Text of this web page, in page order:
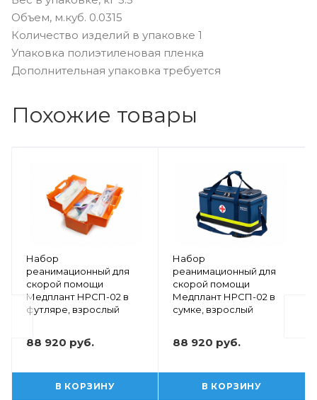
Объем, м.куб. 0.0315
Количество изделий в упаковке 1
Упаковка полиэтиленовая пленка
Дополнительная упаковка требуется
Похожие товары
Набор
реанимационный для
скорой помощи
Медплант НРСП-02 в
футляре, взрослый
88 920 руб.
В КОРЗИНУ
Набор
реанимационный для
скорой помощи
Медплант НРСП-02 в
сумке, взрослый
88 920 руб.
В КОРЗИНУ